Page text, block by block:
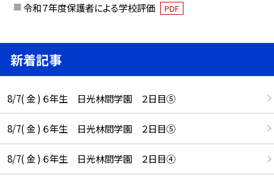
令和７年度保護者による学校評価 PDF
新着記事
8/7( 金 ) ６年生 日光林間学園 ２日目⑤
8/7( 金 ) ６年生 日光林間学園 ２日目⑤
8/7( 金 ) ６年生 日光林間学園 ２日目④